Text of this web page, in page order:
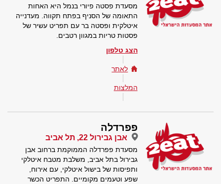
מסעדת פסטה פיורי בנמל היא האחות
התאומה של הסניף בפתח תקווה. מעדנייה
איטלקית ופסטה בר עם תפריט עשיר של
פסטות טריות במגוון רטבים.
הצג טלפון
לאתר
המלצות
פפרדלה
אבן גבירול 22, תל אביב
מסעדת פפרדלה הממוקמת ברחוב אבן
גבירול בתל אביב, משלבת מטבח איטלקי
ותפיסות של בישול איטלקי, עם אירוח,
שפע וטעמים מקומיים. התפריט הכשר